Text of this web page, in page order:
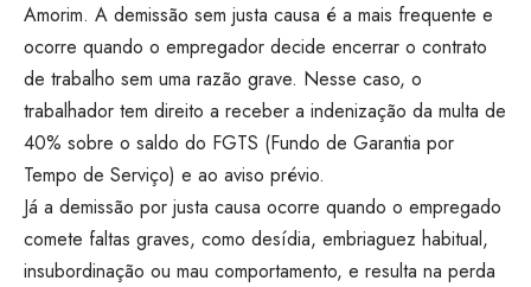
Amorim. A demissão sem justa causa é a mais frequente e
ocorre quando o empregador decide encerrar o contrato
de trabalho sem uma razão grave. Nesse caso, o
trabalhador tem direito a receber a indenização da multa de
40% sobre o saldo do FGTS (Fundo de Garantia por
Tempo de Serviço) e ao aviso prévio.
Já a demissão por justa causa ocorre quando o empregado
comete faltas graves, como desídia, embriaguez habitual,
insubordinação ou mau comportamento, e resulta na perda